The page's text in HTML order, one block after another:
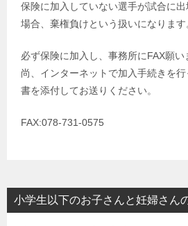
保険に加入していない選手が試合に
場合、棄権負けという扱いになります
必ず保険に加入し、事務所にFAX願い
尚、インターネットで加入手続きを
書を添付してお送りください。
FAX:078-731-0575
小学生以下のお子さんと妊婦さん